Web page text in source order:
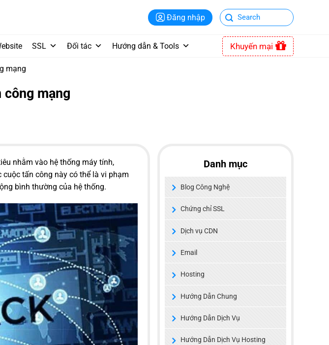
Đăng nhập
SSL Đối tác Hướng dẫn & Tools Khuyến mại
mạng
công mạng
nhằm vào hệ thống máy tính,
tấn công này có thể là vi phạm
bình thường của hệ thống.
Danh mục
Blog Công Nghệ
Chứng chỉ SSL
Dịch vụ CDN
Email
Hosting
Hướng Dẫn Chung
Hướng Dẫn Dịch Vụ
Hướng Dẫn Dịch Vụ Hosting